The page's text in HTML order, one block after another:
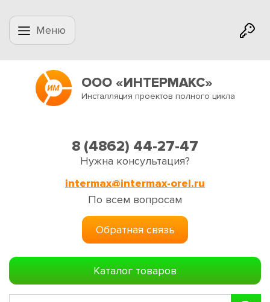
Меню
ООО «ИНТЕРМАКС»
Инсталляция проектов полного цикла
8 (4862) 44-27-47
Нужна консультация?
intermax@intermax-orel.ru
По всем вопросам
Обратная связь
Каталог товаров